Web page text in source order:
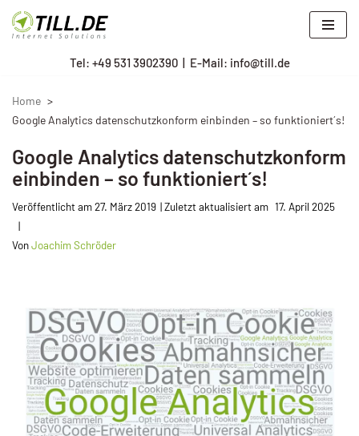
Zum
Tel: +49 531 3902390| E-Mail: info@till.de
Home
Google Analytics datenschutzkonform einbinden – so funktioniert´s!
Google Analytics datenschutzkonform
einbinden – so funktioniert´s!
Veröffentlicht am27. März 2019 17. April 2025
VonJoachim Schröder